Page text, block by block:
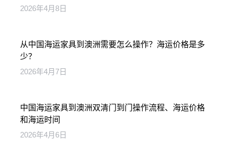
2026年4月8日
从中国海运家具到澳洲需要怎么操作？海运价格是多
少？
2026年4月7日
中国海运家具到澳洲双清门到门操作流程、海运价格
和海运时间
2026年4月6日